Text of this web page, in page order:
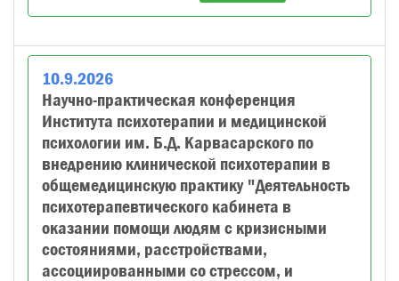
10.9.2026
Научно-практическая конференция
Института психотерапии и медицинской
психологии им. Б.Д. Карвасарского по
внедрению клинической психотерапии в
общемедицинскую практику "Деятельность
психотерапевтического кабинета в
оказании помощи людям с кризисными
состояниями, расстройствами,
ассоциированными со стрессом, и